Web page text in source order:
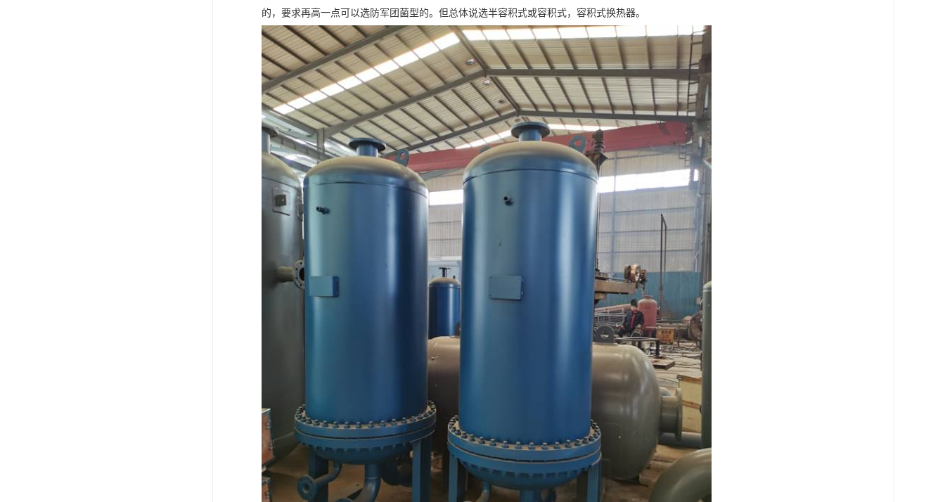
的，要求再高一点可以选防军团菌型的。但总体说选半容积式或容积式，容积式换热器。